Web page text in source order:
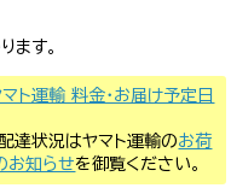
ます。
マト運輸 料金・お届け予定日
達状況はヤマト運輸のお荷
お知らせを御覧ください。